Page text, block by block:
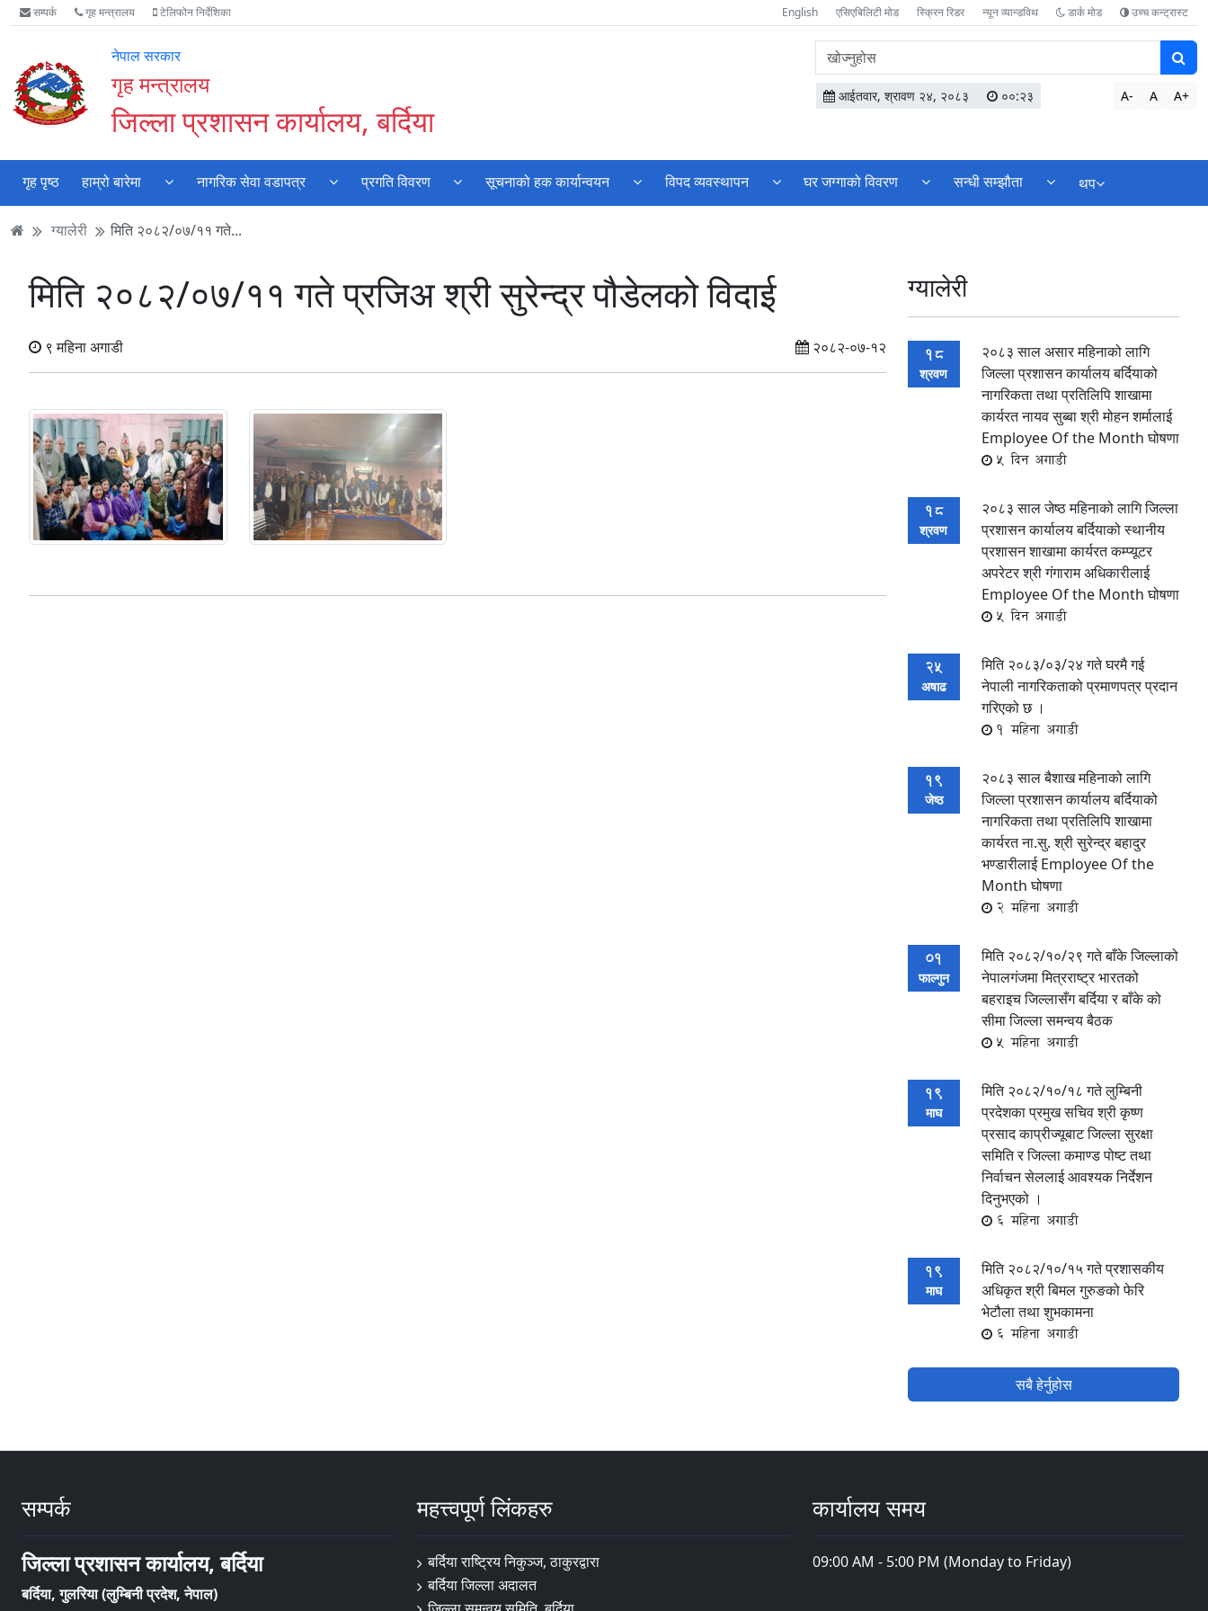
Accessibility
Mode
गर्नुहोस्
मुख्य
सामाग्री
मुख्य
नेभिगेसन
वेबसाइट
खोजमा
सम्पर्क गृह मन्त्रालय टेलिफोन निर्देशिका English एसिएबिलिटी मोड स्क्रिन रिडर न्यून व्यान्डविथ डार्क मोड उच्च कन्ट्रास्ट
नेपाल सरकार
गृह मन्त्रालय
जिल्ला प्रशासन कार्यालय, बर्दिया
वेबसाइटमा
सामग्री
खोज्नुहोस
आईतवार, श्रावण २४, २०८३ ००:२३ A- A A+
गृह पृष्ठ हाम्रो बारेमा नागरिक सेवा वडापत्र प्रगति विवरण सूचनाको हक कार्यान्वयन विपद व्यवस्थापन घर जग्गाको विवरण सन्धी सम्झौता थप
ग्यालेरी मिति २०८२/०७/११ गते...
मिति २०८२/०७/११ गते प्रजिअ श्री सुरेन्द्र पौडेलको विदाई
९ महिना अगाडी २०८२-०७-१२
ग्यालेरी
18
श्रवण
२०८३ साल असार महिनाको लागि
जिल्ला प्रशासन कार्यालय बर्दियाको
नागरिकता तथा प्रतिलिपि शाखामा
कार्यरत नायव सुब्बा श्री मोहन शर्मालाई
Employee Of the Month घोषणा
5 दिन अगाडी
18
श्रवण
२०८३ साल जेष्ठ महिनाको लागि जिल्ला
प्रशासन कार्यालय बर्दियाको स्थानीय
प्रशासन शाखामा कार्यरत कम्प्यूटर
अपरेटर श्री गंगाराम अधिकारीलाई
Employee Of the Month घोषणा
5 दिन अगाडी
25
अषाढ
मिति २०८३/०३/२४ गते घरमै गई
नेपाली नागरिकताको प्रमाणपत्र प्रदान
गरिएको छ ।
1 महिना अगाडी
19
जेष्ठ
२०८३ साल बैशाख महिनाको लागि
जिल्ला प्रशासन कार्यालय बर्दियाको
नागरिकता तथा प्रतिलिपि शाखामा
कार्यरत ना.सु. श्री सुरेन्द्र बहादुर
भण्डारीलाई Employee Of the
Month घोषणा
2 महिना अगाडी
01
फाल्गुन
मिति २०८२/१०/२९ गते बाँके जिल्लाको
नेपालगंजमा मित्रराष्ट्र भारतको
बहराइच जिल्लासँग बर्दिया र बाँके को
सीमा जिल्ला समन्वय बैठक
5 महिना अगाडी
19
माघ
मिति २०८२/१०/१८ गते लुम्बिनी
प्रदेशका प्रमुख सचिव श्री कृष्ण
प्रसाद काप्रीज्यूबाट जिल्ला सुरक्षा
समिति र जिल्ला कमाण्ड पोष्ट तथा
निर्वाचन सेललाई आवश्यक निर्देशन
दिनुभएको ।
6 महिना अगाडी
19
माघ
मिति २०८२/१०/१५ गते प्रशासकीय
अधिकृत श्री बिमल गुरुङको फेरि
भेटौला तथा शुभकामना
6 महिना अगाडी
सबै हेर्नुहोस
सम्पर्क
जिल्ला प्रशासन कार्यालय, बर्दिया
बर्दिया, गुलरिया (लुम्बिनी प्रदेश, नेपाल)
महत्त्वपूर्ण लिंकहरु
बर्दिया राष्ट्रिय निकुञ्ज, ठाकुरद्वारा
बर्दिया जिल्ला अदालत
कार्यालय समय
09:00 AM - 5:00 PM (Monday to Friday)